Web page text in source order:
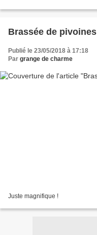
Brassée de pivoines
Publié le 23/05/2018 à 17:18
Par grange de charme
Juste magnifique !